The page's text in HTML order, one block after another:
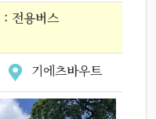
: 전용버스
기에츠바우트